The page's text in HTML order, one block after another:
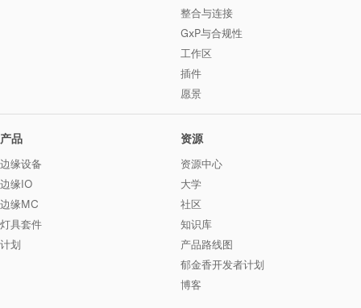
整合与连接
GxP与合规性
工作区
插件
愿景
产品
边缘设备
边缘IO
边缘MC
灯具套件
计划
资源
资源中心
大学
社区
知识库
产品路线图
郁金香开发者计划
博客